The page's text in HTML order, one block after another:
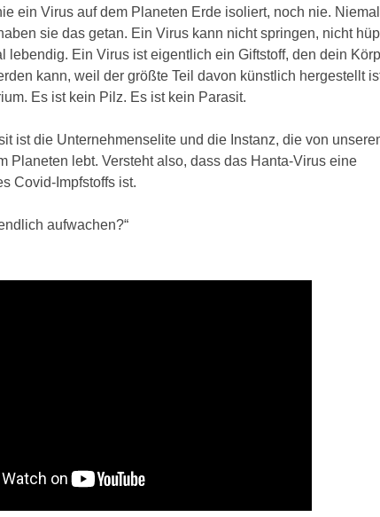
ein Virus auf dem Planeten Erde isoliert, noch nie.
sie das getan. Ein Virus kann nicht springen, nicht
lebendig. Ein Virus ist eigentlich ein Giftstoff, den dein
kann, weil der größte Teil davon künstlich hergestellt
Es ist kein Pilz. Es ist kein Parasit.
ist die Unternehmenselite und die Instanz, die von
Planeten lebt. Versteht also, dass das Hanta-Virus eine
Covid-Impfstoffs ist.
aufwachen?“